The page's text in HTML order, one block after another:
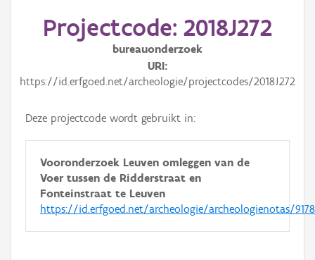
Projectcode: 2018J272
bureauonderzoek
URI
https://id.erfgoed.net/archeologie/projectcodes/2018J272
Deze projectcode wordt gebruikt in:
Vooronderzoek Leuven omleggen van de
Voer tussen de Ridderstraat en
Fonteinstraat te Leuven
https://id.erfgoed.net/archeologie/archeologienotas/9178